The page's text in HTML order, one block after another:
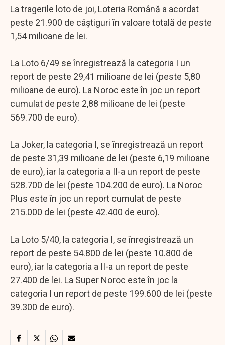
La tragerile loto de joi, Loteria Română a acordat
peste 21.900 de câştiguri în valoare totală de peste
1,54 milioane de lei.
La Loto 6/49 se înregistrează la categoria I un
report de peste 29,41 milioane de lei (peste 5,80
milioane de euro). La Noroc este în joc un report
cumulat de peste 2,88 milioane de lei (peste
569.700 de euro).
La Joker, la categoria I, se înregistrează un report
de peste 31,39 milioane de lei (peste 6,19 milioane
de euro), iar la categoria a II-a un report de peste
528.700 de lei (peste 104.200 de euro). La Noroc
Plus este în joc un report cumulat de peste
215.000 de lei (peste 42.400 de euro).
La Loto 5/40, la categoria I, se înregistrează un
report de peste 54.800 de lei (peste 10.800 de
euro), iar la categoria a II-a un report de peste
27.400 de lei. La Super Noroc este în joc la
categoria I un report de peste 199.600 de lei (peste
39.300 de euro).